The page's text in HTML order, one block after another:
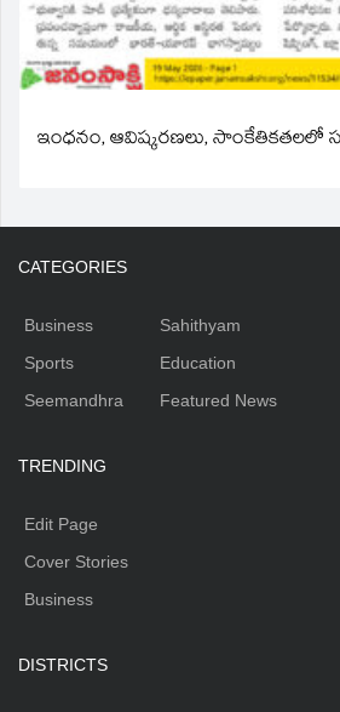
ఇంధనం, ఆవిష్కరణలు, సాంకేతికతలలో
CATEGORIES
Business
Sports
Seemandhra
Sahithyam
Education
Featured News
TRENDING
Edit Page
Cover Stories
Business
DISTRICTS